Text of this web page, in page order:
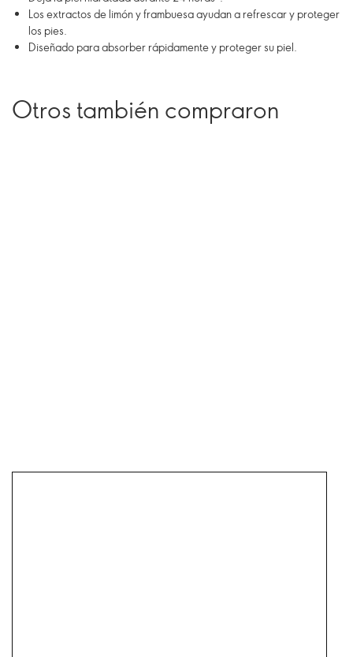
Los extractos de limón y frambuesa ayudan a refrescar y proteger
los pies.
Diseñado para absorber rápidamente y proteger su piel.
Otros también compraron